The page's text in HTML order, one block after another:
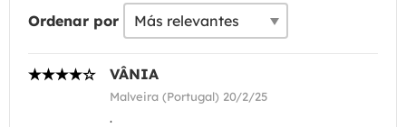
Ordenar por
VÂNIA
Malveira (Portugal) 20/2/25
.